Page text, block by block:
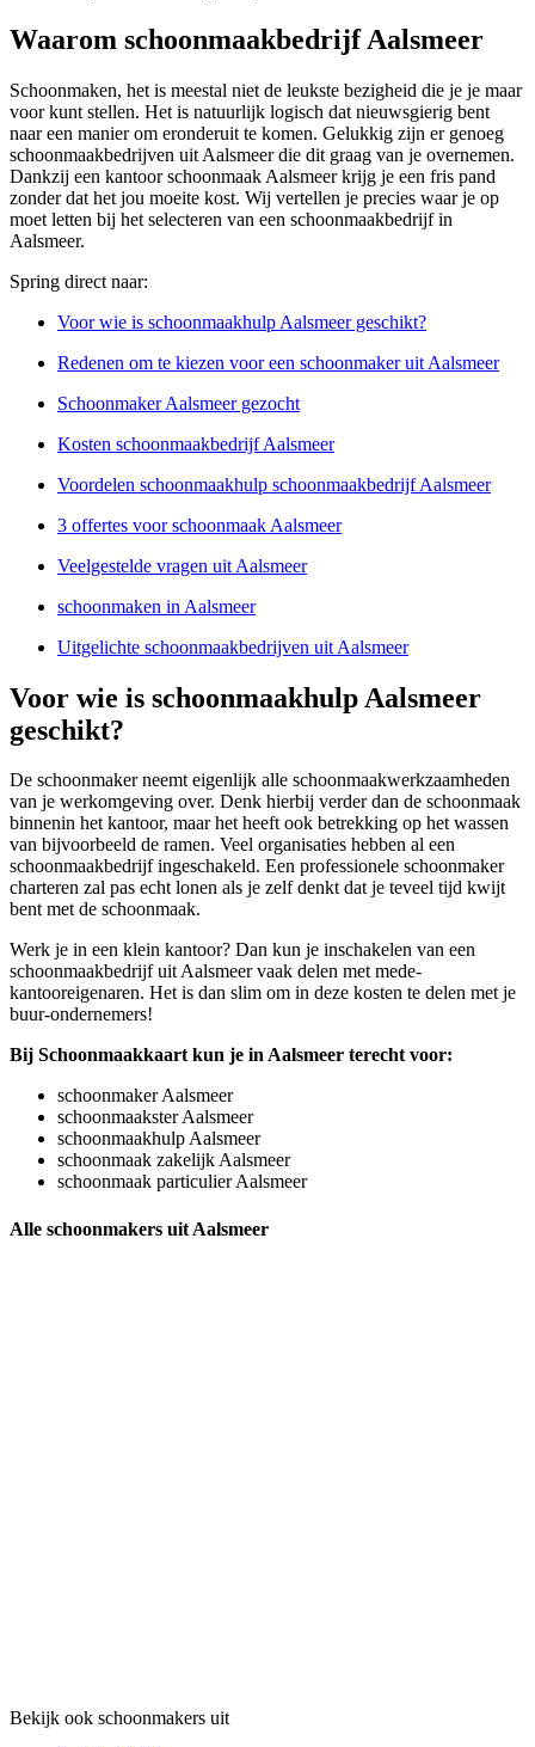
Waarom schoonmaakbedrijf Aalsmeer
Schoonmaken, het is meestal niet de leukste bezigheid die je je maar
voor kunt stellen. Het is natuurlijk logisch dat nieuwsgierig bent
naar een manier om eronderuit te komen. Gelukkig zijn er genoeg
schoonmaakbedrijven uit Aalsmeer die dit graag van je overnemen.
Dankzij een kantoor schoonmaak Aalsmeer krijg je een fris pand
zonder dat het jou moeite kost. Wij vertellen je precies waar je op
moet letten bij het selecteren van een schoonmaakbedrijf in
Aalsmeer.
Spring direct naar:
Voor wie is schoonmaakhulp Aalsmeer geschikt?
Redenen om te kiezen voor een schoonmaker uit Aalsmeer
Schoonmaker Aalsmeer gezocht
Kosten schoonmaakbedrijf Aalsmeer
Voordelen schoonmaakhulp schoonmaakbedrijf Aalsmeer
3 offertes voor schoonmaak Aalsmeer
Veelgestelde vragen uit Aalsmeer
schoonmaken in Aalsmeer
Uitgelichte schoonmaakbedrijven uit Aalsmeer
Voor wie is schoonmaakhulp Aalsmeer
geschikt?
De schoonmaker neemt eigenlijk alle schoonmaakwerkzaamheden
van je werkomgeving over. Denk hierbij verder dan de schoonmaak
binnenin het kantoor, maar het heeft ook betrekking op het wassen
van bijvoorbeeld de ramen. Veel organisaties hebben al een
schoonmaakbedrijf ingeschakeld. Een professionele schoonmaker
charteren zal pas echt lonen als je zelf denkt dat je teveel tijd kwijt
bent met de schoonmaak.
Werk je in een klein kantoor? Dan kun je inschakelen van een
schoonmaakbedrijf uit Aalsmeer vaak delen met mede-
kantooreigenaren. Het is dan slim om in deze kosten te delen met je
buur-ondernemers!
Bij Schoonmaakkaart kun je in Aalsmeer terecht voor:
schoonmaker Aalsmeer
schoonmaakster Aalsmeer
schoonmaakhulp Aalsmeer
schoonmaak zakelijk Aalsmeer
schoonmaak particulier Aalsmeer
Alle schoonmakers uit Aalsmeer
Bekijk ook schoonmakers uit